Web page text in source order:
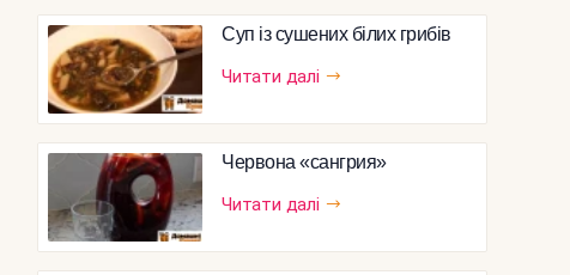
Суп із сушених білих грибів
Читати далі
Червона «сангрия»
Читати далі